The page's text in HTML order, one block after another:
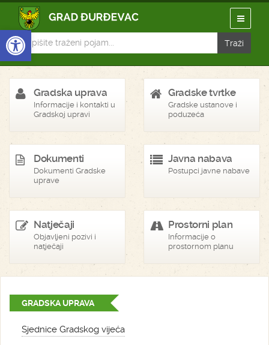
Open toolbar
Gradska uprava
Informacije i kontakti u
Gradskoj upravi
Gradske tvrtke
Gradske ustanove i
poduzeća
Dokumenti
Dokumenti Gradske
uprave
Javna nabava
Postupci javne nabave
Natječaji
Objavljeni pozivi i
natječaji
Prostorni plan
Informacije o
prostornom planu
GRADSKA UPRAVA
Sjednice Gradskog vijeća